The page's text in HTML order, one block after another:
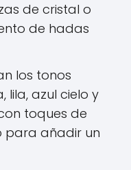
de cristal o
de hadas
los tonos
lila, azul cielo y
toques de
añadir un